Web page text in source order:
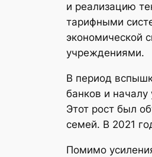
и реализацию
тарифными
экономической
учреждениями.
В период
банков и
Этот рост был
семей. В 2021
Помимо